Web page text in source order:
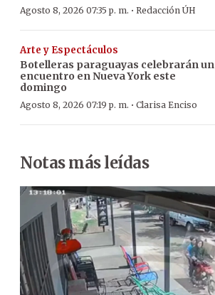
Agosto 8, 2026 07:35 p. m. · Redacción ÚH
Arte y Espectáculos
Botelleras paraguayas celebrarán un
encuentro en Nueva York este
domingo
Agosto 8, 2026 07:19 p. m. · Clarisa Enciso
Notas más leídas